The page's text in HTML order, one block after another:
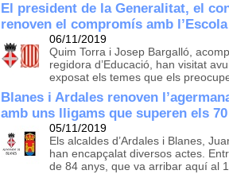
El president de la Generalitat, el
renoven el compromís amb
06/11/2019
Quim Torra i Josep Bargalló,
regidora d’Educació, han visitat
exposat els temes que els
Blanes i Ardales renoven
amb uns lligams que superen els
05/11/2019
Els alcaldes d’Ardales i Blanes,
han encapçalat diversos actes.
de 84 anys, que va arribar aquí al